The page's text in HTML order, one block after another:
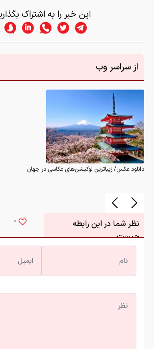
این خبر را به اشتراک
از سراسر وب
دانلود عکس/ زیباترین لوکیشن‌های عکاسی در جهان
0
نظر شما در این رابطه
چیست